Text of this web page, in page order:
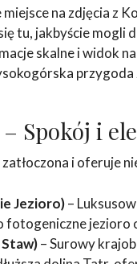
miejsce na zdjęcia z
tu, jakbyście mogli
skalne i widok
przygoda
Spokój i
i oferuje
Jezioro)–
fotogeniczne jezioro
– Surowy